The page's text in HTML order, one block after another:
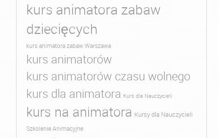
kurs animatora zabaw
dziecięcych
kurs animatora zabaw Warszawa
kurs animatorów
kurs animatorów czasu wolnego
kurs dla animatora Kurs dla Nauczycieli
kurs na animatora Kursy dla Nauczycieli
Szkolenie Animacyjne